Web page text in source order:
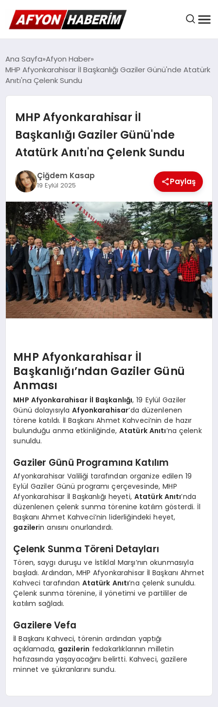
AFYON HABER
GÜNDEM
BELEDIYELER
DÜNYA
SPOR
MAGAZIN
SAĞLIK
Ana Sayfa Afyon Haber
MHP Afyonkarahisar İl Başkanlığı Gaziler Günü'nde Atatürk
Anıtı'na Çelenk Sundu
MHP Afyonkarahisar İl
Başkanlığı Gaziler Günü'nde
Atatürk Anıtı'na Çelenk Sundu
Çiğdem Kasap
19 Eylül 2025 Paylaş
MHP Afyonkarahisar İl
Başkanlığı’ndan Gaziler Günü
Anması
MHP Afyonkarahisar İl Başkanlığı, 19 Eylül Gaziler
Günü dolayısıylaAfyonkarahisar’da düzenlenen
törene katıldı. İl Başkanı Ahmet Kahveci’nin de hazır
bulunduğu anma etkinliğinde, Atatürk Anıtı’na çelenk
sunuldu.
Gaziler Günü Programına Katılım
Afyonkarahisar Valiliği tarafından organize edilen 19
Eylül Gaziler Günü programı çerçevesinde, MHP
Afyonkarahisar İl Başkanlığı heyeti, Atatürk Anıtı’nda
düzenlenen çelenk sunma törenine katılım gösterdi. İl
Başkanı Ahmet Kahveci’nin liderliğindeki heyet,
gazilerin anısını onurlandırdı.
Çelenk Sunma Töreni Detayları
Tören, saygı duruşu ve İstiklal Marşı’nın okunmasıyla
başladı. Ardından, MHP Afyonkarahisar İl Başkanı Ahmet
Kahveci tarafından Atatürk Anıtı’na çelenk sunuldu.
Çelenk sunma törenine, il yönetimi ve partililer de
katılım sağladı.
Gazilere Vefa
İl Başkanı Kahveci, törenin ardından yaptığı
açıklamada, gazilerin fedakarlıklarının milletin
hafızasında yaşayacağını belirtti. Kahveci, gazilere
minnet ve şükranlarını sundu.